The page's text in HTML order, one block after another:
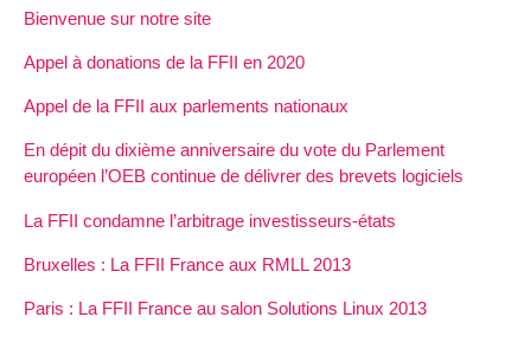
Bienvenue sur notre site
Appel à donations de la FFII en 2020
Appel de la FFII aux parlements nationaux
En dépit du dixième anniversaire du vote du Parlement
européen l’OEB continue de délivrer des brevets logiciels
La FFII condamne l’arbitrage investisseurs-états
Bruxelles : La FFII France aux RMLL 2013
Paris : La FFII France au salon Solutions Linux 2013